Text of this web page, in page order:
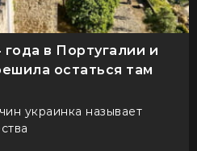
в Португалии и
остаться там
украинка называет